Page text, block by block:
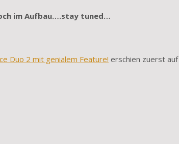
im Aufbau….stay tuned…
Duo 2 mit genialem Feature! erschien zuerst auf